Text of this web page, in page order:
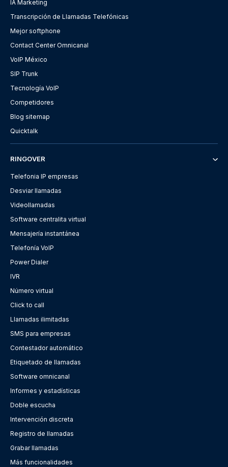
IA Marketing
Transcripción de Llamadas Telefónicas
Mejor softphone
Contact Center Omnicanal
VoIP México
SIP Trunk
Tecnología VoIP
Competidores
Blog sitemap
Quicktalk
RINGOVER
Telefonia IP empresas
Desviar llamadas
Videollamadas
Software centralita virtual
Mensajería instantánea
Telefonía VoIP
Power Dialer
IVR
Número virtual
Click to call
Llamadas ilimitadas
SMS para empresas
Contestador automático
Etiquetado de llamadas
Software omnicanal
Informes y estadísticas
Doble escucha
Intervención discreta
Registro de llamadas
Grabar llamadas
Más funcionalidades